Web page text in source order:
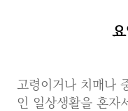
고령이거나 치매나
인 일상생활을 혼자